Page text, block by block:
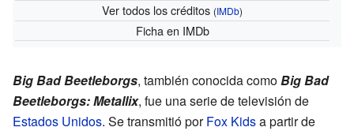
Ver todos los créditos (IMDb)
Fichaen IMDb
Big Bad Beetleborgs, también conocida comoBig Bad
Beetleborgs: Metallix, fue una serie de televisión de
Estados Unidos. Se transmitió porFox Kidsa partir de